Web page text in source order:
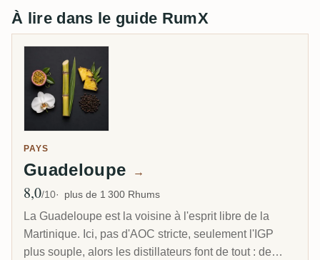
À lire dans le guide RumX
PAYS
Guadeloupe →
Note moyenne
8,0/10 plus de 1 300 Rhums
La Guadeloupe est la voisine à l'esprit libre de la
Martinique. Ici, pas d'AOC stricte, seulement l'IGP
plus souple, alors les distillateurs font de tout : de